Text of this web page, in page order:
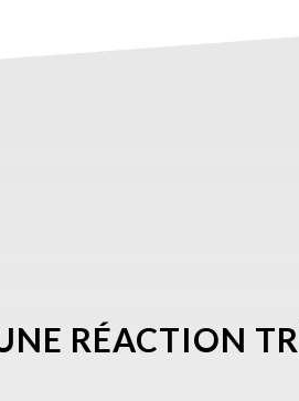
RÉACTION